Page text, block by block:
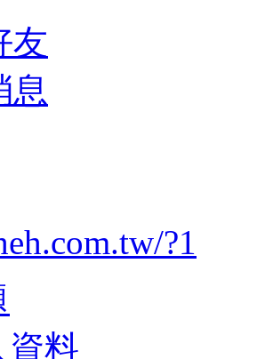
友
息
?1
資料